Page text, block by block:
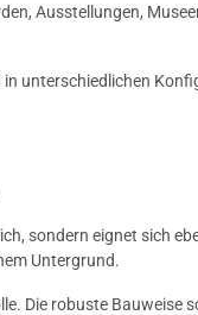
Ausstellungen,
unterschiedlichen
sondern eignet sich
Untergrund.
Die robuste